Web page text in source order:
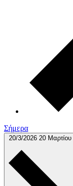
Σήμερα
20/3/2026 20 Μαρτίου